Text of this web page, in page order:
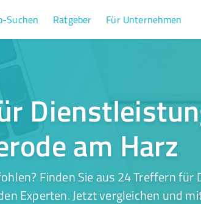
Suchen Ratgeber Für Unternehmen
am Harz
Finden Sie aus 24 Treffern für
Experten. Jetzt vergleichen und